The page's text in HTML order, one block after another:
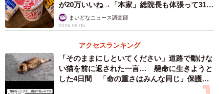
てる」
「最近の大根は白菜の袋に入ってるらしいな」
ネットミームみたいになってるな
pic.twitter.com/hZGhUftWzw
が20万いいね→「本家」総院長も体張って31万
いいねまいどなニュース調査部
2026.08.05
アクセスランキング
「そのままにしといてください」道路で動けな
い猫を前に返された一言… 懸命に生きようと
した4日間 「命の重さはみんな同じ」保護団